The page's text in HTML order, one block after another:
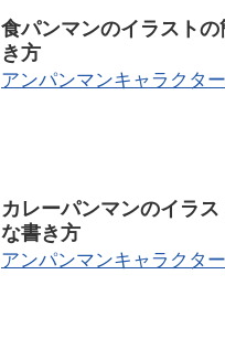
食パンマンのイラストの
き方
アンパンマンキャラクター
カレーパンマンのイラ
な書き方
アンパンマンキャラクター